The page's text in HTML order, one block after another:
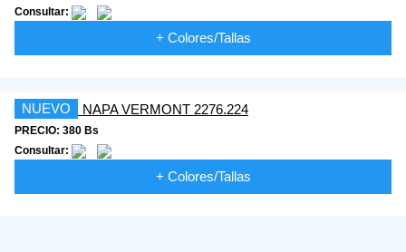
Consultar:
+ Colores/Tallas
NUEVO
PRECIO: 380 Bs
Consultar:
+ Colores/Tallas